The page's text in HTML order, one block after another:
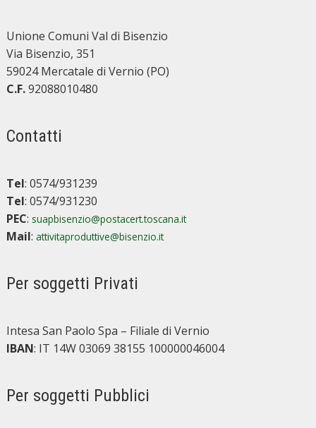
Unione Comuni Val di Bisenzio
Via Bisenzio, 351
59024 Mercatale di Vernio (PO)
C.F.92088010480
Contatti
Tel: 0574/931239
Tel: 0574/931230
PEC: suapbisenzio@postacert.toscana.it
Mail: attivitaproduttive@bisenzio.it
Per soggetti Privati
Intesa San Paolo Spa – Filiale di Vernio
IBAN: IT 14W 03069 38155 100000046004
Per soggetti Pubblici